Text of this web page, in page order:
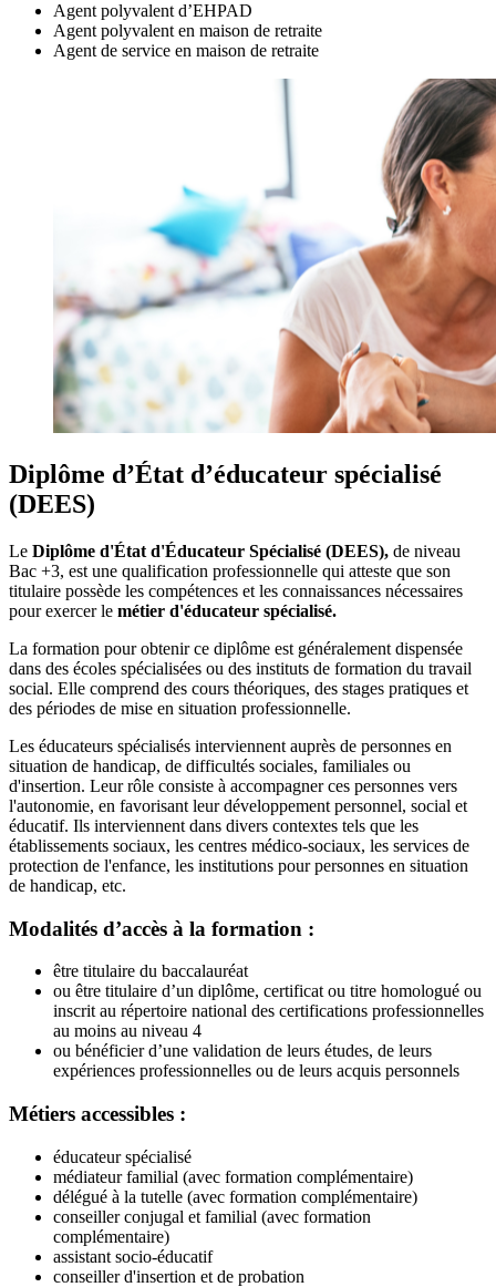
Agent polyvalent d’EHPAD
Agent polyvalent en maison de retraite
Agent de service en maison de retraite
Diplôme d’État d’éducateur spécialisé
(DEES)
Le Diplôme d'État d'Éducateur Spécialisé (DEES), de niveau
Bac +3, est une qualification professionnelle qui atteste que son
titulaire possède les compétences et les connaissances nécessaires
pour exercer le métier d'éducateur spécialisé.
La formation pour obtenir ce diplôme est généralement dispensée
dans des écoles spécialisées ou des instituts de formation du travail
social. Elle comprend des cours théoriques, des stages pratiques et
des périodes de mise en situation professionnelle.
Les éducateurs spécialisés interviennent auprès de personnes en
situation de handicap, de difficultés sociales, familiales ou
d'insertion. Leur rôle consiste à accompagner ces personnes vers
l'autonomie, en favorisant leur développement personnel, social et
éducatif. Ils interviennent dans divers contextes tels que les
établissements sociaux, les centres médico-sociaux, les services de
protection de l'enfance, les institutions pour personnes en situation
de handicap, etc.
Modalités d’accès à la formation :
être titulaire du baccalauréat
ou être titulaire d’un diplôme, certificat ou titre homologué ou
inscrit au répertoire national des certifications professionnelles
au moins au niveau 4
ou bénéficier d’une validation de leurs études, de leurs
expériences professionnelles ou de leurs acquis personnels
Métiers accessibles :
éducateur spécialisé
médiateur familial (avec formation complémentaire)
délégué à la tutelle (avec formation complémentaire)
conseiller conjugal et familial (avec formation
complémentaire)
assistant socio-éducatif
conseiller d'insertion et de probation